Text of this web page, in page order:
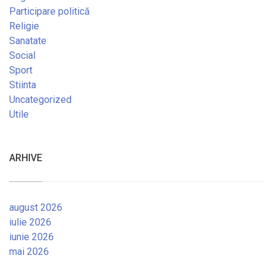
Participare politică
Religie
Sanatate
Social
Sport
Stiinta
Uncategorized
Utile
ARHIVE
august 2026
iulie 2026
iunie 2026
mai 2026